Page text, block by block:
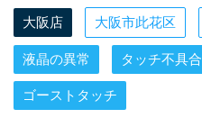
大阪店 大阪市此花区
液晶の異常 タッチ不具合
ゴーストタッチ